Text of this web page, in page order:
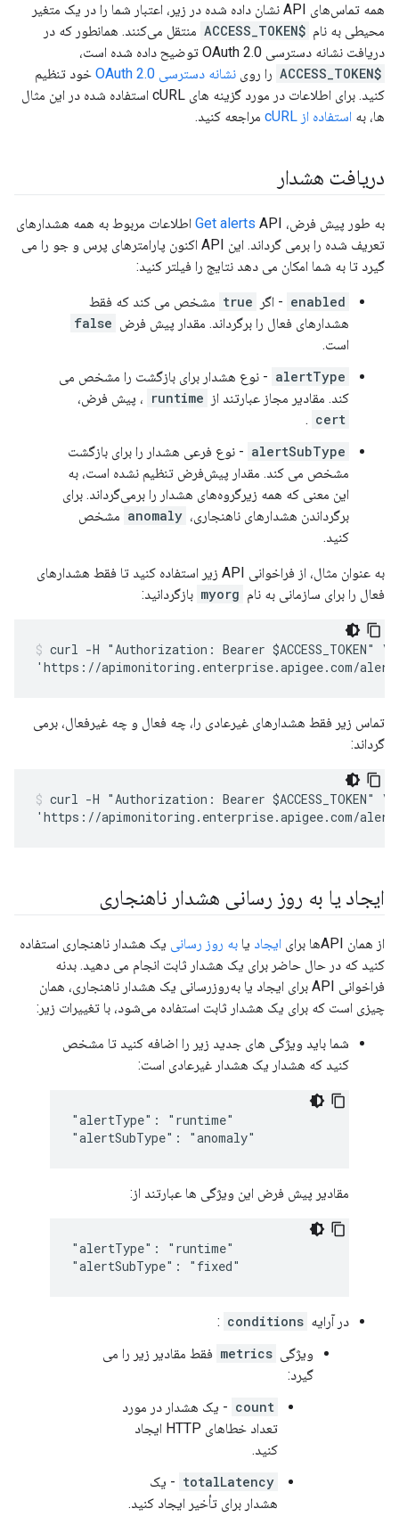
همه تماس‌های API نشان داده شده در زیر، اعتبار شما را در یک متغیر
محیطی به نام $ACCESS_TOKEN
منتقل می‌کنند. همانطور که در
دریافت نشانه دسترسی OAuth 2.0 توضیح داده شده است،
$ACCESS_TOKEN
را روی نشانه دسترسی OAuth 2.0
خود تنظیم
کنید. برای اطلاعات در مورد گزینه های cURL استفاده شده در این مثال
ها، به استفاده از cURL مراجعه کنید.
دریافت هشدار
به طور پیش فرض، Get alerts API اطلاعات مربوط به همه هشدارهای
تعریف شده را برمی گرداند. این API اکنون پارامترهای پرس و جو را می
گیرد تا به شما امکان می دهد نتایج را فیلتر کنید:
enabled - اگر true مشخص می کند که فقط
هشدارهای فعال را برگرداند. مقدار پیش فرض false
است.
alertType - نوع هشدار برای بازگشت را مشخص می
کند. مقادیر مجاز عبارتند از runtime ، پیش فرض،
cert
.
alertSubType - نوع فرعی هشدار را برای بازگشت
مشخص می کند. مقدار پیش‌فرض تنظیم نشده است، به
این معنی که همه زیرگروه‌های هشدار را برمی‌گرداند. برای
برگرداندن هشدارهای ناهنجاری، anomaly مشخص
کنید.
به عنوان مثال، از فراخوانی API زیر استفاده کنید تا فقط هشدارهای
فعال را برای سازمانی به نام myorg بازگردانید:
curl -H "Authorization: Bearer $ACCESS_TOKEN" \
تماس زیر فقط هشدارهای غیرعادی را، چه فعال و چه غیرفعال، برمی
گرداند:
curl -H "Authorization: Bearer $ACCESS_TOKEN" \
ایجاد یا به روز رسانی هشدار ناهنجاری
از همان APIها برای ایجاد یا به روز رسانی یک هشدار ناهنجاری استفاده
کنید که در حال حاضر برای یک هشدار ثابت انجام می دهید. بدنه
فراخوانی API برای ایجاد یا به‌روزرسانی یک هشدار ناهنجاری، همان
چیزی است که برای یک هشدار ثابت استفاده می‌شود، با تغییرات زیر:
شما باید ویژگی های جدید زیر را اضافه کنید تا مشخص
کنید که هشدار یک هشدار غیرعادی است:
"alertType": "runtime"
"alertSubType": "anomaly"
مقادیر پیش فرض این ویژگی ها عبارتند از:
"alertType": "runtime"
"alertSubType": "fixed"
در آرایه conditions
:
ویژگی metrics فقط مقادیر زیر را می
گیرد:
count - یک هشدار در مورد
تعداد خطاهای HTTP ایجاد
کنید.
totalLatency - یک
هشدار برای تأخیر ایجاد کنید.